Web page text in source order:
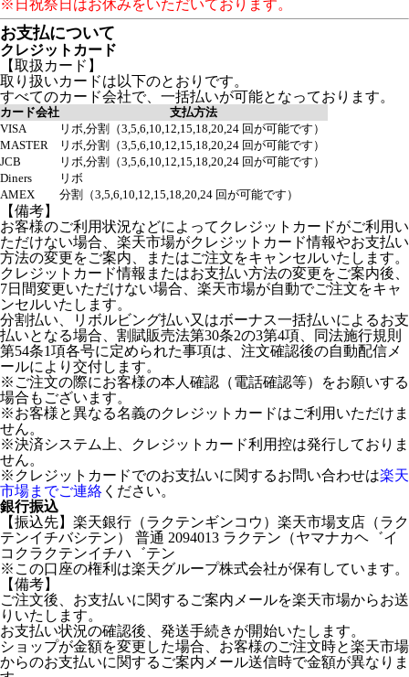
※日祝祭日はお休みをいただいております。
お支払について
クレジットカード
【取扱カード】
取り扱いカードは以下のとおりです。
すべてのカード会社で、一括払いが可能となっております。
カード会社
支払方法
VISA
リボ,分割（3,5,6,10,12,15,18,20,24 回が可能です）
MASTER
リボ,分割（3,5,6,10,12,15,18,20,24 回が可能です）
JCB
リボ,分割（3,5,6,10,12,15,18,20,24 回が可能です）
Diners
リボ
AMEX
分割（3,5,6,10,12,15,18,20,24 回が可能です）
【備考】
お客様のご利用状況などによってクレジットカードがご利用い
ただけない場合、楽天市場がクレジットカード情報やお支払い
方法の変更をご案内、またはご注文をキャンセルいたします。
クレジットカード情報またはお支払い方法の変更をご案内後、
7日間変更いただけない場合、楽天市場が自動でご注文をキャ
ンセルいたします。
分割払い、リボルビング払い又はボーナス一括払いによるお支
払いとなる場合、割賦販売法第30条2の3第4項、同法施行規則
第54条1項各号に定められた事項は、注文確認後の自動配信メ
ールにより交付します。
※ご注文の際にお客様の本人確認（電話確認等）をお願いする
場合もございます。
※お客様と異なる名義のクレジットカードはご利用いただけま
せん。
※決済システム上、クレジットカード利用控は発行しておりま
せん。
※クレジットカードでのお支払いに関するお問い合わせは楽天
市場までご連絡 ください。
銀行振込
【振込先】楽天銀行（ラクテンギンコウ）楽天市場支店（ラク
テンイチバシテン） 普通 2094013 ラクテン（ヤマナカヘ゛イ
コクラクテンイチハ゛テン
※この口座の権利は楽天グループ株式会社が保有しています。
【備考】
ご注文後、お支払いに関するご案内メールを楽天市場からお送
りいたします。
お支払い状況の確認後、発送手続きが開始いたします。
ショップが金額を変更した場合、お客様のご注文時と楽天市場
からのお支払いに関するご案内メール送信時で金額が異なりま